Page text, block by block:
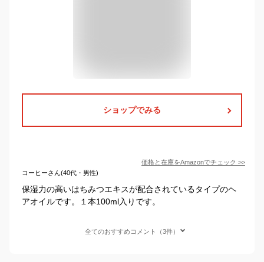
ショップでみる
価格と在庫をAmazonでチェック >>
コーヒーさん(40代・男性)
保湿力の高いはちみつエキスが配合されているタイプのヘ
アオイルです。１本100ml入りです。
全てのおすすめコメント（3件）